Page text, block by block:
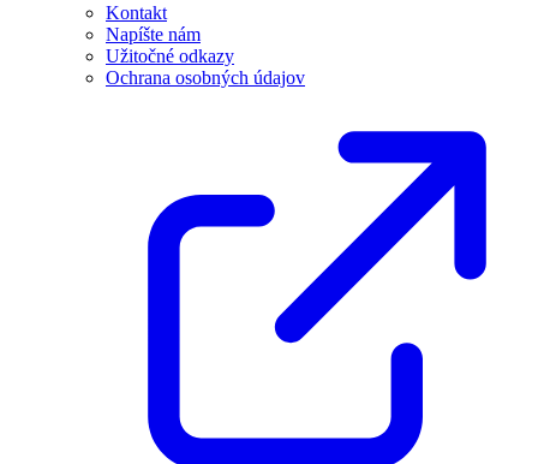
Kontakt
Napíšte nám
Užitočné odkazy
Ochrana osobných údajov